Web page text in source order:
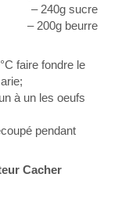
– 240g sucre
– 200g beurre
faire fondre le
;
à un les oeufs
pendant
Cacher